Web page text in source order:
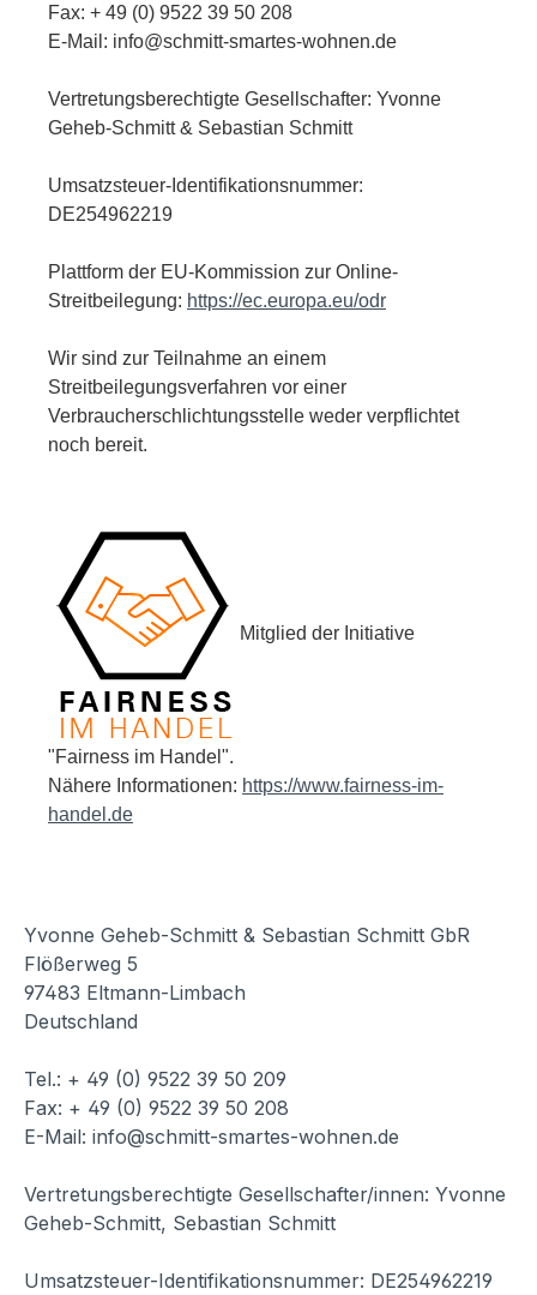
Fax: + 49 (0) 9522 39 50 208
E-Mail: info@schmitt-smartes-wohnen.de
Vertretungsberechtigte Gesellschafter: Yvonne
Geheb-Schmitt & Sebastian Schmitt
Umsatzsteuer-Identifikationsnummer:
DE254962219
Plattform der EU-Kommission zur Online-
Streitbeilegung: https://ec.europa.eu/odr
Wir sind zur Teilnahme an einem
Streitbeilegungsverfahren vor einer
Verbraucherschlichtungsstelle weder verpflichtet
noch bereit.
Mitglied der Initiative
"Fairness im Handel".
Nähere Informationen: https://www.fairness-im-
handel.de
Yvonne Geheb-Schmitt & Sebastian Schmitt GbR
Flößerweg 5
97483 Eltmann-Limbach
Deutschland
Tel.: + 49 (0) 9522 39 50 209
Fax: + 49 (0) 9522 39 50 208
E-Mail: info@schmitt-smartes-wohnen.de
Vertretungsberechtigte Gesellschafter/innen: Yvonne
Geheb-Schmitt, Sebastian Schmitt
Umsatzsteuer-Identifikationsnummer: DE254962219